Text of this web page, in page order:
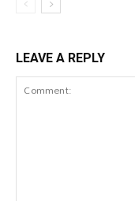
LEAVE A REPLY